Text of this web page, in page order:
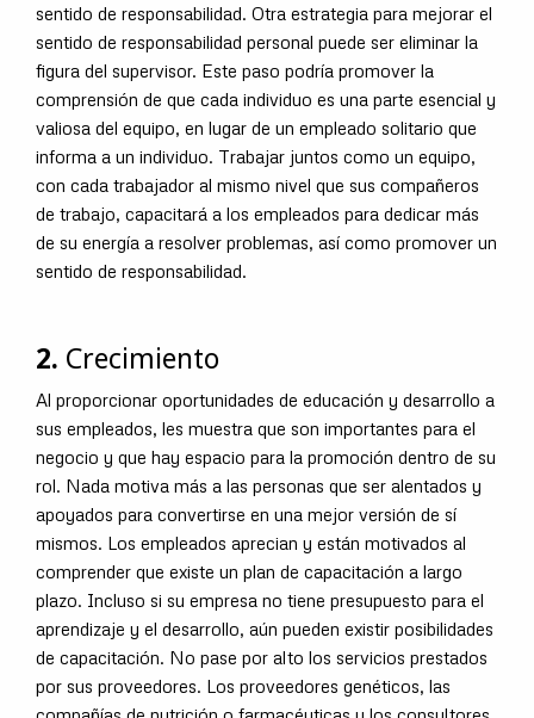
sentido de responsabilidad. Otra estrategia para mejorar el
sentido de responsabilidad personal puede ser eliminar la
figura del supervisor. Este paso podría promover la
comprensión de que cada individuo es una parte esencial y
valiosa del equipo, en lugar de un empleado solitario que
informa a un individuo. Trabajar juntos como un equipo,
con cada trabajador al mismo nivel que sus compañeros
de trabajo, capacitará a los empleados para dedicar más
de su energía a resolver problemas, así como promover un
sentido de responsabilidad.
2. Crecimiento
Al proporcionar oportunidades de educación y desarrollo a
sus empleados, les muestra que son importantes para el
negocio y que hay espacio para la promoción dentro de su
rol. Nada motiva más a las personas que ser alentados y
apoyados para convertirse en una mejor versión de sí
mismos. Los empleados aprecian y están motivados al
comprender que existe un plan de capacitación a largo
plazo. Incluso si su empresa no tiene presupuesto para el
aprendizaje y el desarrollo, aún pueden existir posibilidades
de capacitación. No pase por alto los servicios prestados
por sus proveedores. Los proveedores genéticos, las